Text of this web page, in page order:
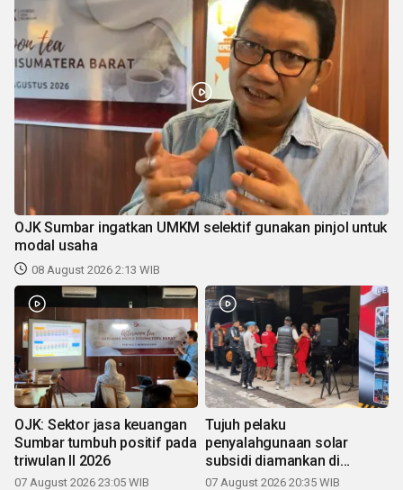
OJK Sumbar ingatkan UMKM selektif gunakan pinjol untuk
modal usaha
08 August 2026 2:13 WIB
OJK: Sektor jasa keuangan
Sumbar tumbuh positif pada
triwulan II 2026
07 August 2026 23:05 WIB
Tujuh pelaku
penyalahgunaan solar
subsidi diamankan di
Sumbar
07 August 2026 20:35 WIB